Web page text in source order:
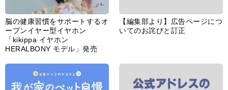
脳の健康習慣をサポートするオ
ープンイヤー型イヤホン
「kikippa イヤホン
HERALBONY モデル」発売
【編集部より】広告ページにつ
いてのお詫びと訂正